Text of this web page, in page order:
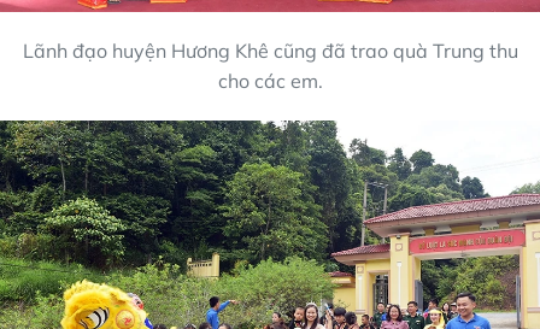
Lãnh đạo huyện Hương Khê cũng đã trao quà Trung thu
cho các em.